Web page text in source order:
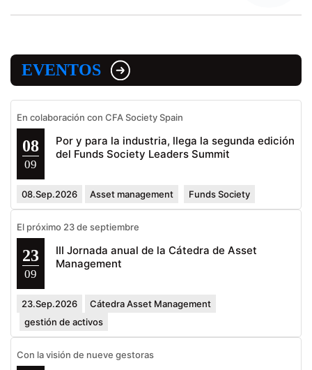
EVENTOS
En colaboración con CFA Society Spain
08
09
Por y para la industria, llega la segunda edición
del Funds Society Leaders Summit
08.Sep.2026 Asset management Funds Society
El próximo 23 de septiembre
23
09
III Jornada anual de la Cátedra de Asset
Management
23.Sep.2026
Cátedra Asset Management
gestión de activos
Con la visión de nueve gestoras